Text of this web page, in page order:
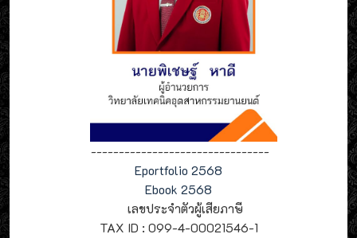
--------------------------------
Eportfolio 2568
Ebook 2568
เลขประจำตัวผู้เสียภาษี
TAX ID : 099-4-00021546-1